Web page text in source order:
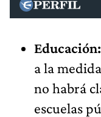
Educación:
a la
no habrá
escuelas